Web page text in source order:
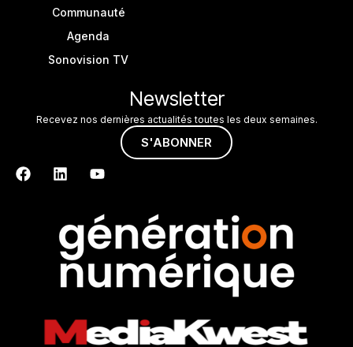
Communauté
Agenda
Sonovision TV
Newsletter
Recevez nos dernières actualités toutes les deux semaines.
S'ABONNER